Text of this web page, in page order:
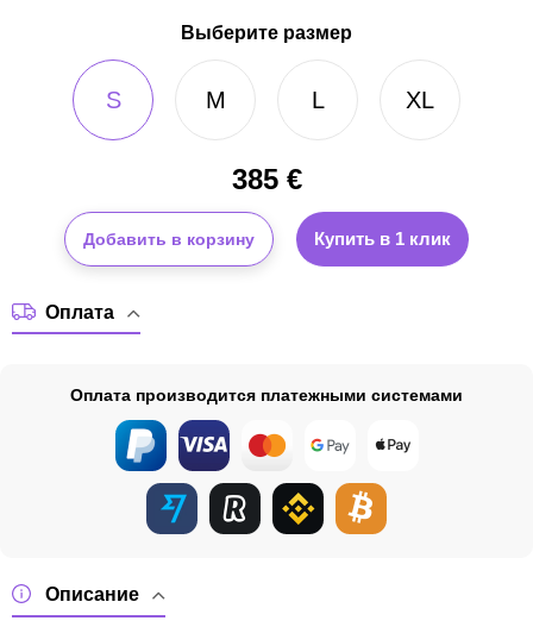
Выберите размер
S M L XL
385€
Добавить в корзину Купить в 1 клик
Описание
Оплата
Оплата производится платежными системами